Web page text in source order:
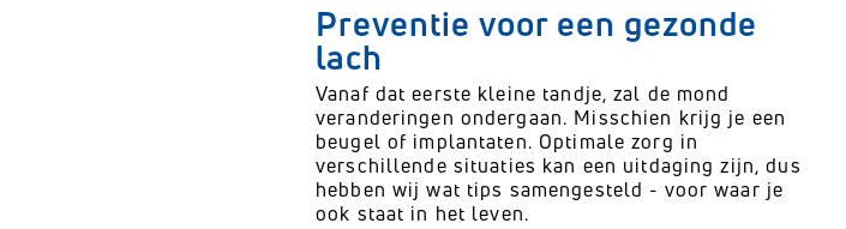
Preventie voor een gezonde
lach
Vanaf dat eerste kleine tandje, zal de mond
veranderingen ondergaan. Misschien krijg je een
beugel of implantaten. Optimale zorg in
verschillende situaties kan een uitdaging zijn, dus
hebben wij wat tips samengesteld - voor waar je
ook staat in het leven.